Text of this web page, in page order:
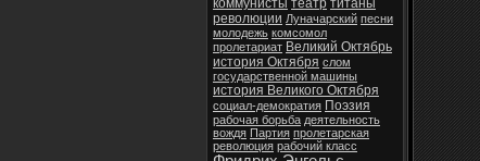
коммунисты театр титаны
революции Луначарский песни
молодежь комсомол
пролетариат Великий Октябрь
история Октября слом
государственной машины
история Великого Октября
социал-демократия Поэзия
рабочая борьба деятельность
вождя Партия пролетарская
революция рабочий класс